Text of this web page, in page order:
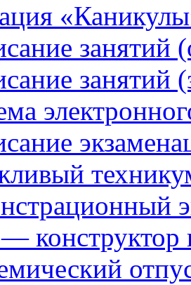
занятий
занятий
конструктор